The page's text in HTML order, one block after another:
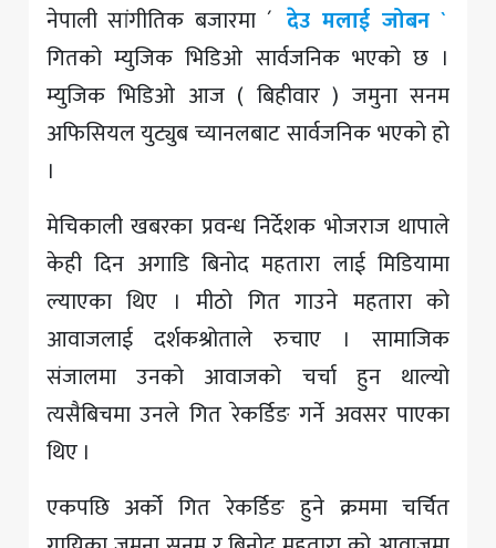
नेपाली सांगीतिक बजारमा ´ देउ मलाई जोबन `
गितको म्युजिक भिडिओ सार्वजनिक भएको छ ।
म्युजिक भिडिओ आज ( बिहीवार ) जमुना सनम
अफिसियल युट्युब च्यानलबाट सार्वजनिक भएको हो
।
मेचिकाली खबरका प्रवन्ध निर्देशक भोजराज थापाले
केही दिन अगाडि बिनोद महतारा लाई मिडियामा
ल्याएका थिए । मीठो गित गाउने महतारा को
आवाजलाई दर्शकश्रोताले रुचाए । सामाजिक
संजालमा उनको आवाजको चर्चा हुन थाल्यो
त्यसैबिचमा उनले गित रेकर्डिङ गर्ने अवसर पाएका
थिए ।
एकपछि अर्को गित रेकर्डिङ हुने क्रममा चर्चित